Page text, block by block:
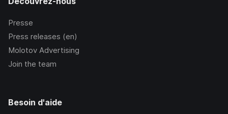
Presse
Press releases (en)
Molotov Advertising
Join the team
Besoin d'aide